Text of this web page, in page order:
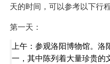
天的时间，可以参考以下行
第一天：
上午：参观洛阳博物馆。洛
一，其中陈列着大量珍贵的